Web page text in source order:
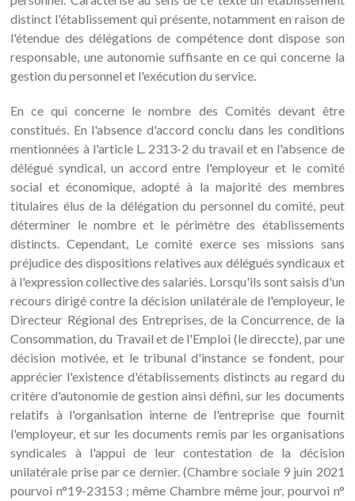
distinct l'établissement qui présente, notamment en raison de
l'étendue des délégations de compétence dont dispose son
responsable, une autonomie suffisante en ce qui concerne la
gestion du personnel et l'exécution du service.
En ce qui concerne le nombre des Comités devant être
constitués. En l'absence d'accord conclu dans les conditions
mentionnées à l'article L. 2313-2 du travail et en l'absence de
délégué syndical, un accord entre l'employeur et le comité
social et économique, adopté à la majorité des membres
titulaires élus de la délégation du personnel du comité, peut
déterminer le nombre et le périmètre des établissements
distincts. Cependant, Le comité exerce ses missions sans
préjudice des dispositions relatives aux délégués syndicaux et
à l'expression collective des salariés. Lorsqu'ils sont saisis d'un
recours dirigé contre la décision unilatérale de l'employeur, le
Directeur Régional des Entreprises, de la Concurrence, de la
Consommation, du Travail et de l'Emploi (le direccte), par une
décision motivée, et le tribunal d'instance se fondent, pour
apprécier l'existence d'établissements distincts au regard du
critère d'autonomie de gestion ainsi défini, sur les documents
relatifs à l'organisation interne de l'entreprise que fournit
l'employeur, et sur les documents remis par les organisations
syndicales à l'appui de leur contestation de la décision
unilatérale prise par ce dernier. (Chambre sociale 9 juin 2021
pourvoi n°19-23153 ; même Chambre même jour, pourvoi n°